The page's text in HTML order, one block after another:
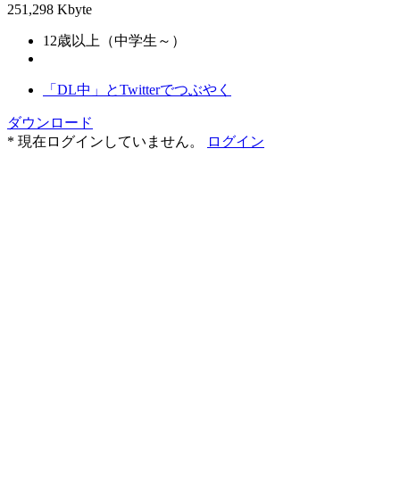
251,298 Kbyte
12歳以上（中学生～）
「DL中」とTwitterでつぶやく
ダウンロード
* 現在ログインしていません。
ログイン